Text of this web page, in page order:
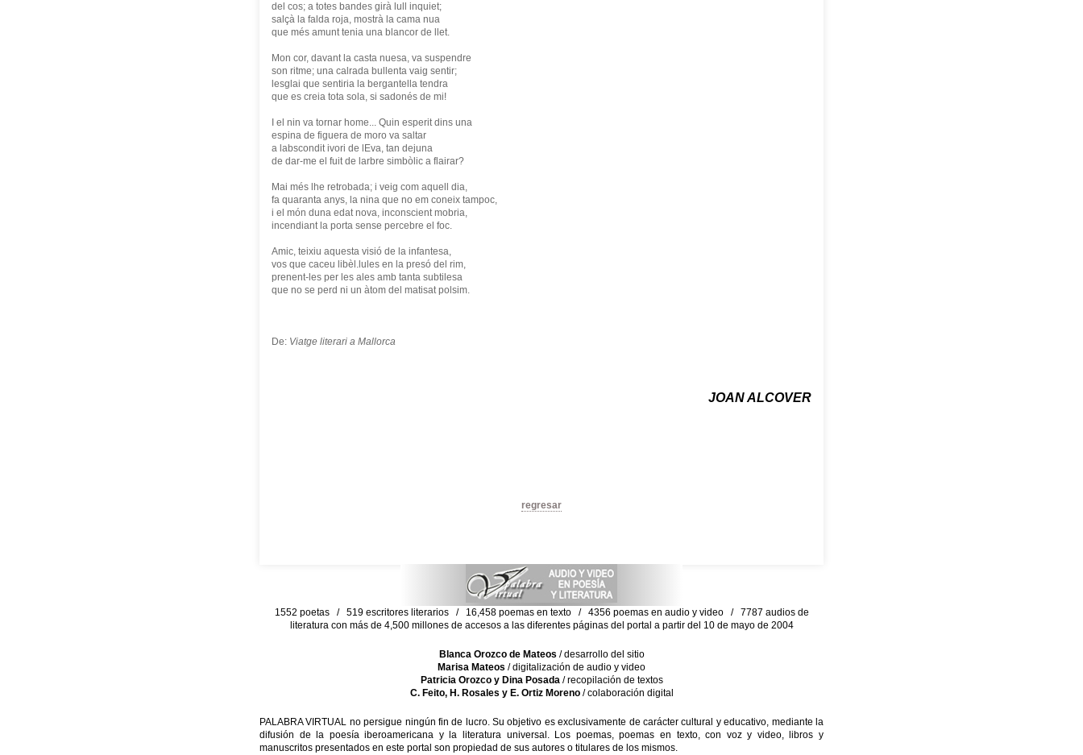
del cos; a totes bandes girà lull inquiet;
salçà la falda roja, mostrà la cama nua
que més amunt tenia una blancor de llet.
Mon cor, davant la casta nuesa, va suspendre
son ritme; una calrada bullenta vaig sentir;
lesglai que sentiria la bergantella tendra
que es creia tota sola, si sadonés de mi!
I el nin va tornar home... Quin esperit dins una
espina de figuera de moro va saltar
a labscondit ivori de lEva, tan dejuna
de dar-me el fuit de larbre simbòlic a flairar?
Mai més lhe retrobada; i veig com aquell dia,
fa quaranta anys, la nina que no em coneix tampoc,
i el món duna edat nova, inconscient mobria,
incendiant la porta sense percebre el foc.
Amic, teixiu aquesta visió de la infantesa,
vos que caceu libèl.lules en la presó del rim,
prenent-les per les ales amb tanta subtilesa
que no se perd ni un àtom del matisat polsim.
De: Viatge literari a Mallorca
JOAN ALCOVER
regresar
1552 poetas / 519 escritores literarios / 16,458 poemas en texto / 4356 poemas en audio y video / 7787 audios de
literatura con más de 4,500 millones de accesos a las diferentes páginas del portal a partir del 10 de mayo de 2004
Blanca Orozco de Mateos / desarrollo del sitio
Marisa Mateos / digitalización de audio y video
Patricia Orozco y Dina Posada/ recopilación de textos
C. Feito, H. Rosales y E. Ortiz Moreno/ colaboración digital
PALABRA VIRTUAL no persigue ningún fin de lucro. Su objetivo es exclusivamente de carácter cultural y educativo, mediante la
difusión de la poesía iberoamericana y la literatura universal. Los poemas, poemas en texto, con voz y video, libros y
manuscritos presentados en este portal son propiedad de sus autores o titulares de los mismos.